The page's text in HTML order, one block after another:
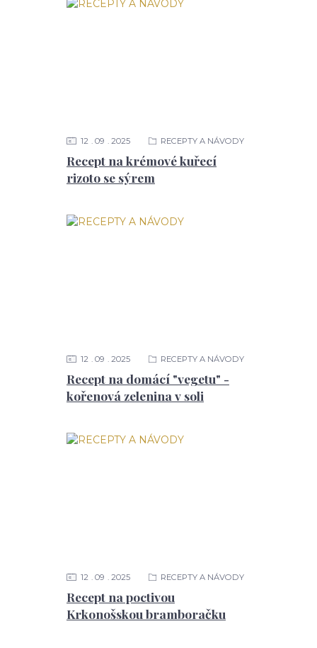
Recept na krémové kuřecí
rizoto se sýrem
12 09 2025 RECEPTY A NÁVODY
Recept na domácí "vegetu" -
kořenová zelenina v soli
12 09 2025 RECEPTY A NÁVODY
Recept na poctivou
Krkonošskou bramboračku
12 09 2025 RECEPTY A NÁVODY